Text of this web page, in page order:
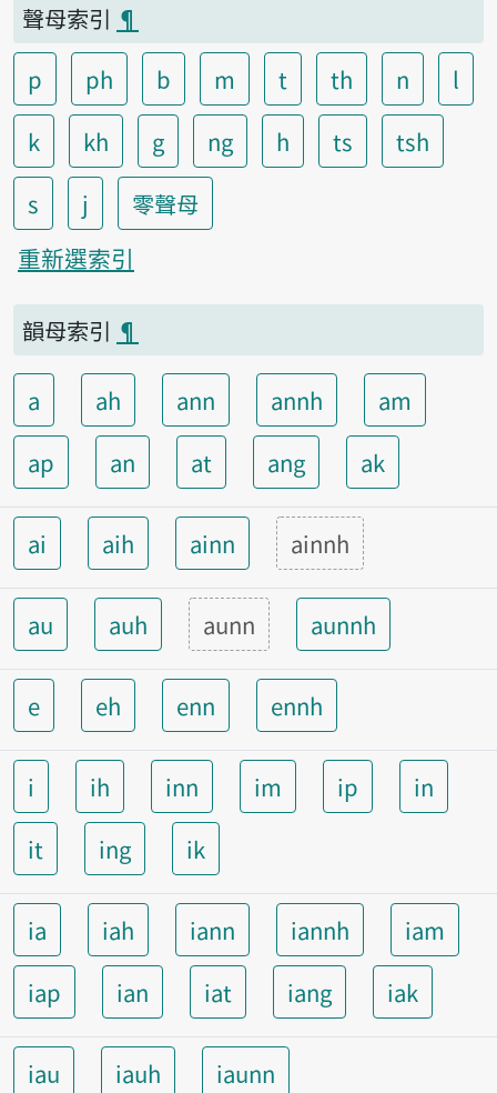
聲母索引 ¶
p
ph b m t th n
l
k
kh g ng h ts
tsh
s
j
零聲母
重新選索引
韻母索引 ¶
a ah ann annh
am
ap
an at ang ak
ai aih ainn ainnh
au auh aunn aunnh
e eh enn ennh
i ih inn im ip
in
it
ing ik
ia iah iann iannh
iam
iap
ian iat iang iak
iau iauh iaunn